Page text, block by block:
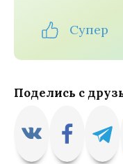
Супер
Поделись с